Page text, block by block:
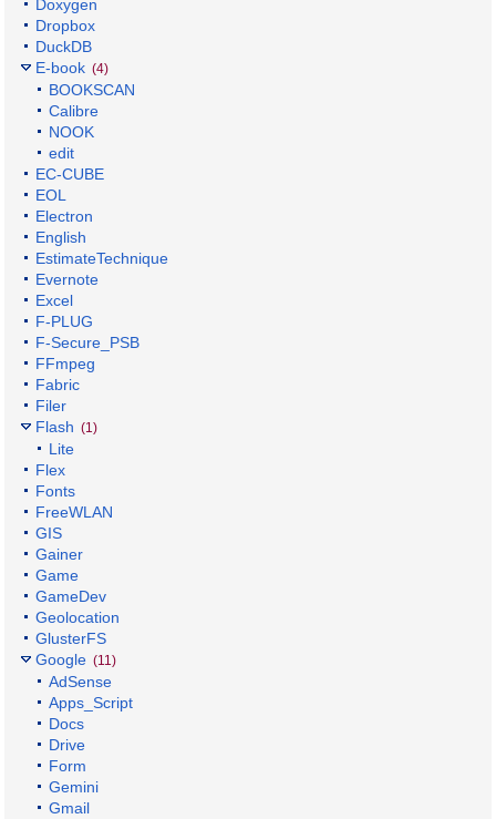
Doxygen
Dropbox
DuckDB
E-book (4)
BOOKSCAN
Calibre
NOOK
edit
EC-CUBE
EOL
Electron
English
EstimateTechnique
Evernote
Excel
F-PLUG
F-Secure_PSB
FFmpeg
Fabric
Filer
Flash (1)
Lite
Flex
Fonts
FreeWLAN
GIS
Gainer
Game
GameDev
Geolocation
GlusterFS
Google (11)
AdSense
Apps_Script
Docs
Drive
Form
Gemini
Gmail